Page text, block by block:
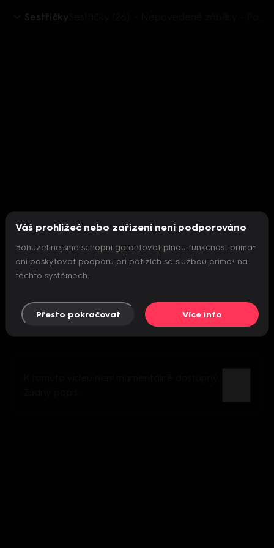
Sestřičky
Nepodařilo se inicializovat přehrávač
Váš prohlížeč nebo zařízení není podporováno
Bohužel nejsme schopni garantovat plnou funkčnost prima+
ani poskytovat podporu při potížích se službou prima+ na
těchto systémech.
Přesto pokračovat Více info